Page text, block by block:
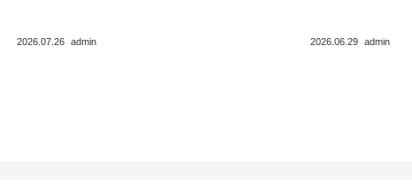
2026.07.26 admin 2026.06.29 admin